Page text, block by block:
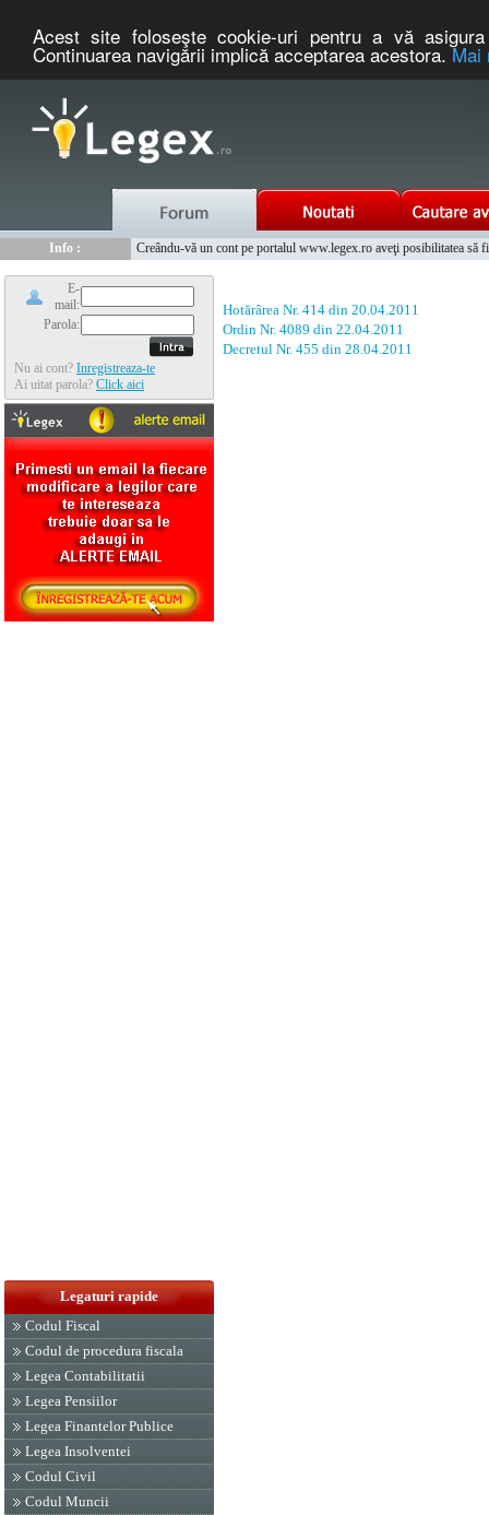
Acest site foloseşte cookie-uri pentru a vă
Continuarea navigării implică acceptarea acestora.Mai
Info :
Creându-vă un cont pe portalul www.legex.ro aveţi posibilitatea să
E-
mail:
Parola:
Nu ai cont? Inregistreaza-te
Ai uitat parola? Click aici
Legaturi rapide
Codul Fiscal
Codul de procedura fiscala
Legea Contabilitatii
Legea Pensiilor
Legea Finantelor Publice
Legea Insolventei
Codul Civil
Codul Muncii
Hotărârea Nr. 414 din 20.04.2011
Ordin Nr. 4089 din 22.04.2011
Decretul Nr. 455 din 28.04.2011